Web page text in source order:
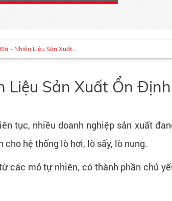
– Nhiên Liệu Sản Xuất...
Liệu Sản Xuất Ổn Định
tục, nhiều doanh nghiệp sản xuất
hệ thống lò hơi, lò sấy, lò nung.
các mỏ tự nhiên, có thành phần chủ